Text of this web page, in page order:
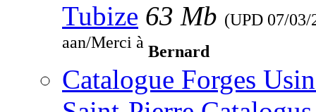
Tubize 63 Mb (UPD 07/03/
aan/Merci à Bernard
Catalogue Forges